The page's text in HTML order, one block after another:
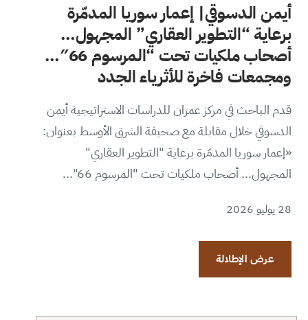
أيمن الدسوقي| إعمار سوريا المدمّرة
برعاية “التطوير العقاري” المجهول…
أصحاب ملكيات تحت “المرسوم 66″…
ومجمعات فاخرة للأثرياء الجدد
قدم الباحث في مركز عمران للدراسات الاستراتيجية أيمن
الدسوقي خلال مقابلة مع صحيفة الشرق الأوسط بعنوان:
«إعمار سوريا المدمّرة برعاية "التطوير العقاري"
المجهول... أصحاب ملكيات تحت "المرسوم 66"...
28 يوليو 2026
عرض الإطلالة